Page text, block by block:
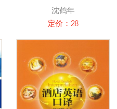
沈鹤年
定价：28